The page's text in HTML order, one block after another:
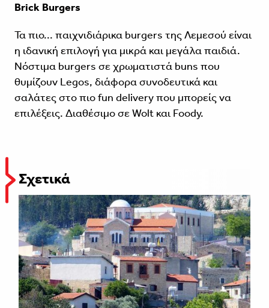
Brick Burgers
Τα πιο... παιχνιδιάρικα burgers της Λεμεσού είναι
η ιδανική επιλογή για μικρά και μεγάλα παιδιά.
Νόστιμα burgers σε χρωματιστά buns που
θυμίζουν Legos, διάφορα συνοδευτικά και
σαλάτες στο πιο fun delivery που μπορείς να
επιλέξεις. Διαθέσιμο σε Wolt και Foody.
Σχετικά